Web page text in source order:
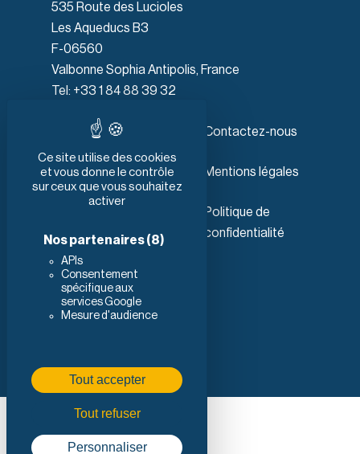
Ce site utilise des cookies
et vous donne le contrôle
sur ceux que vous souhaitez
activer
Nos partenaires(8)
APIs
Consentement
spécifique aux
services Google
Mesure d'audience
Tout accepter
Tout refuser
Personnaliser
535 Route des Lucioles
Les Aqueducs B3
F-06560
Valbonne Sophia Antipolis, France
Tel: +33 1 84 88 39 32
Les produits
Services
Configurateur
Contactez-nous
Mentions légales
Politique de
confidentialité
Suivez-nous
Réalisation